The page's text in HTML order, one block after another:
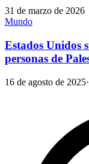
31 de marzo de 2026
Mundo
Estados Unidos
personas de
16 de agosto de 2025·